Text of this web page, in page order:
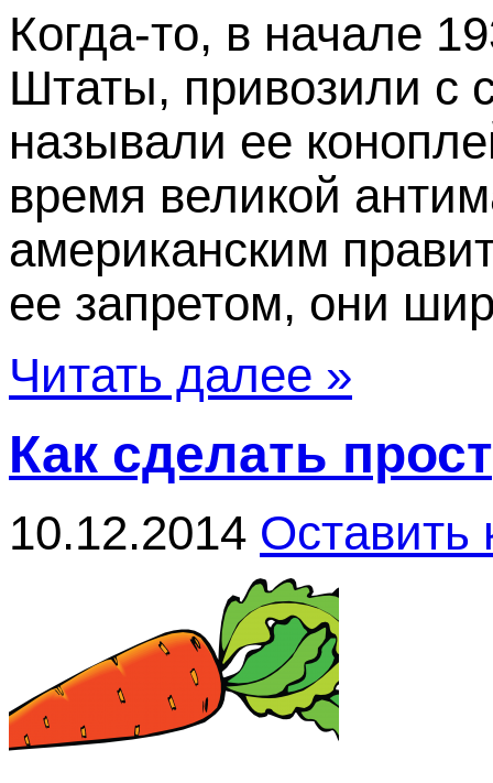
Когда-то, в начале
Штаты, привозили с
называли ее
время великой
американским
ее запретом, они
Читать далее »
Как сделать
10.12.2014 Оставить